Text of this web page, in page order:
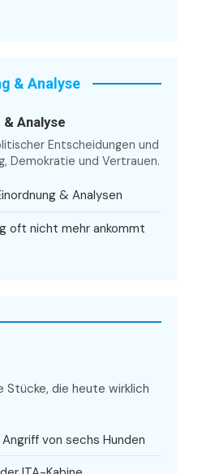
& Analyse
& Analyse
Entscheidungen und
Demokratie und Vertrauen.
& Analysen
oft nicht mehr ankommt
Stücke, die heute wirklich
von sechs Hunden